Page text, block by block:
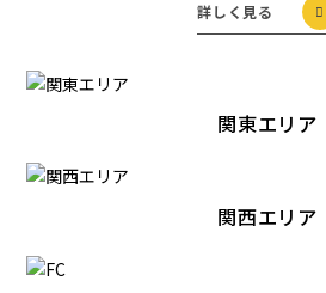
詳しく見る
関東エリア
関西エリア